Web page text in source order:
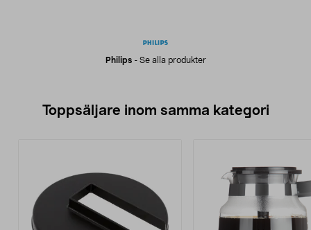
Philips- Se alla produkter
Toppsäljare inom samma kategori